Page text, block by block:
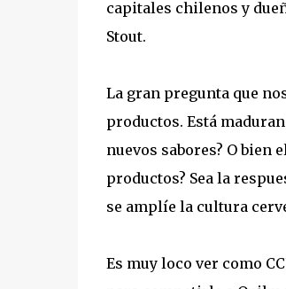
capitales chilenos y
Stout.
La gran pregunta que
productos. Está
nuevos sabores? O
productos? Sea la
se amplíe la cultura
Es muy loco ver como